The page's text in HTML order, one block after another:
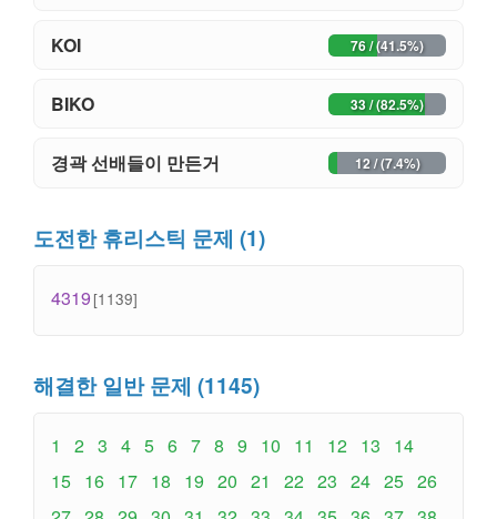
KOI 76 / (41.5%)
BIKO 33 / (82.5%)
경곽 선배들이 만든거 12 / (7.4%)
도전한 휴리스틱 문제 (1)
4319 [1139]
해결한 일반 문제 (1145)
1 2 3 4 5 6 7 8 9 10 11 12 13
14
15 16 17 18 19 20 21 22 23 24 25 26